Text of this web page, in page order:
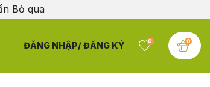
Bỏ qua
ĐĂNG NHẬP/ ĐĂNG KÝ 0 0